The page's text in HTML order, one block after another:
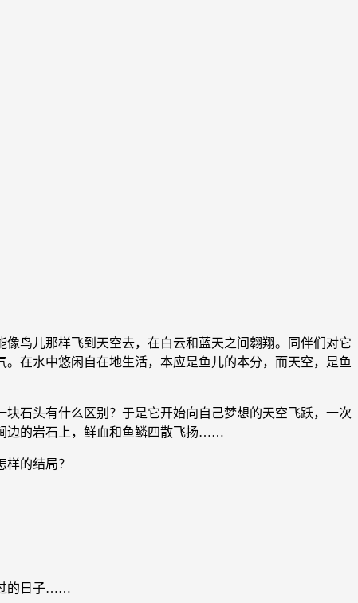
鸟儿那样飞到天空去，在白云和蓝天之间翱翔。同伴们对它
在水中悠闲自在地生活，本应是鱼儿的本分，而天空，是鱼
石头有什么区别？于是它开始向自己梦想的天空飞跃，一次
边的岩石上，鲜血和鱼鳞四散飞扬……
的结局？
过的日子……